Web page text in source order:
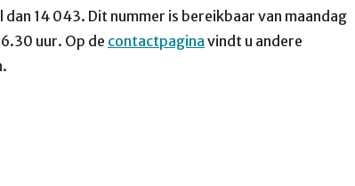
14 043. Dit nummer is bereikbaar van maandag
uur. Op de contactpagina vindt u andere